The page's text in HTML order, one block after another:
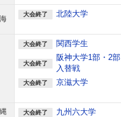
大会終了 北陸大学
大会終了 関西学生
大会終了
阪神大学1部・2部
入替戦
大会終了 京滋大学
大会終了 九州六大学